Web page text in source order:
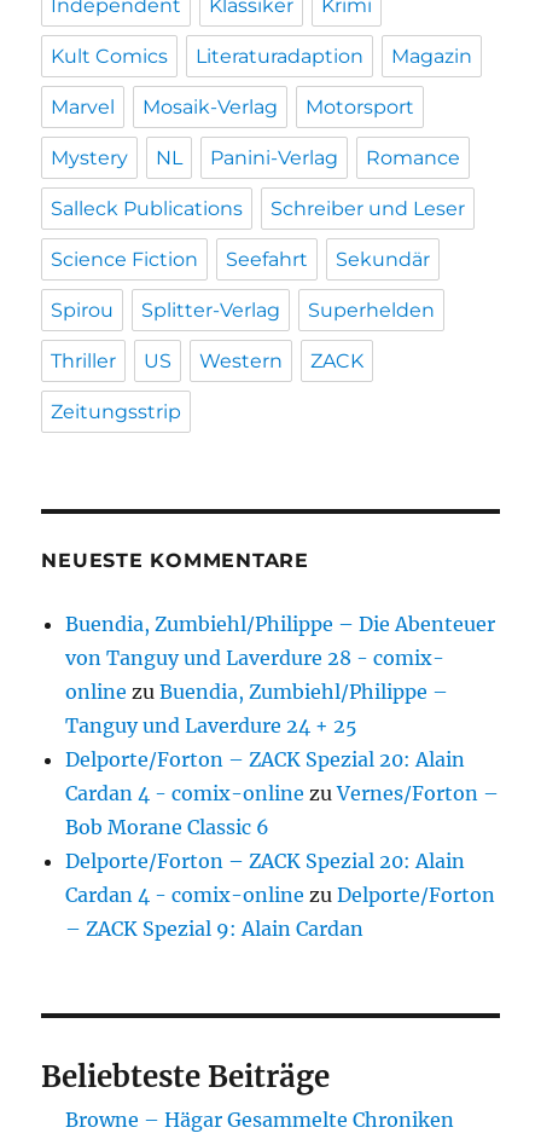
Independent Klassiker Krimi
Kult Comics Literaturadaption Magazin
Marvel Mosaik-Verlag Motorsport
Mystery NL Panini-Verlag Romance
Salleck Publications Schreiber und Leser
Science Fiction Seefahrt Sekundär
Spirou Splitter-Verlag Superhelden
Thriller US Western ZACK
Zeitungsstrip
NEUESTE KOMMENTARE
Buendia, Zumbiehl/Philippe – Die Abenteuer
von Tanguy und Laverdure 28 - comix-
online zuBuendia, Zumbiehl/Philippe –
Tanguy und Laverdure 24 + 25
Delporte/Forton – ZACK Spezial 20: Alain
Cardan 4 - comix-online zuVernes/Forton –
Bob Morane Classic 6
Delporte/Forton – ZACK Spezial 20: Alain
Cardan 4 - comix-online zuDelporte/Forton
– ZACK Spezial 9: Alain Cardan
Beliebteste Beiträge
Browne – Hägar Gesammelte Chroniken